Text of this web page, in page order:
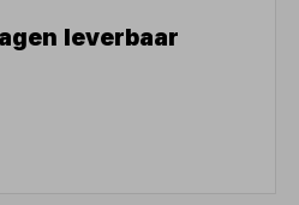
leverbaar